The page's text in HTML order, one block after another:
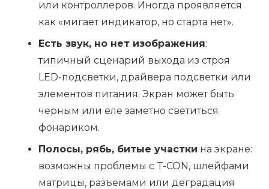
или контроллеров. Иногда проявляется
как «мигает индикатор, но старта нет».
Есть звук, но нет изображения:
типичный сценарий выхода из строя
LED-подсветки, драйвера подсветки или
элементов питания. Экран может быть
черным или еле заметно светиться
фонариком.
Полосы, рябь, битые участки на экране:
возможны проблемы с T-CON, шлейфами
матрицы, разъемами или деградация